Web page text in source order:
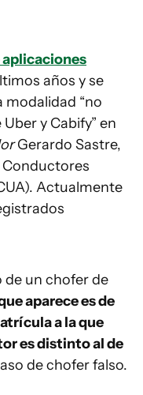
años y se
modalidad “no
y Cabify” en
Gerardo Sastre,
Conductores
Actualmente
de un chofer de
aparece es de
a la que
es distinto al de
de chofer falso.